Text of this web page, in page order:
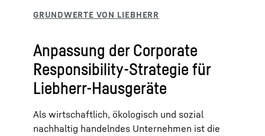
Anpassung der Corporate
Responsibility-Strategie für
Liebherr-Hausgeräte
Als wirtschaftlich, ökologisch und sozial
nachhaltig handelndes Unternehmen ist die